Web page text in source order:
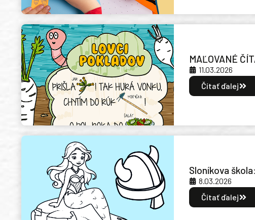
MAĽOVANÉ
11.03.2026
Čítať ďalej
Sloníkova
8.03.2026
Čítať ďalej